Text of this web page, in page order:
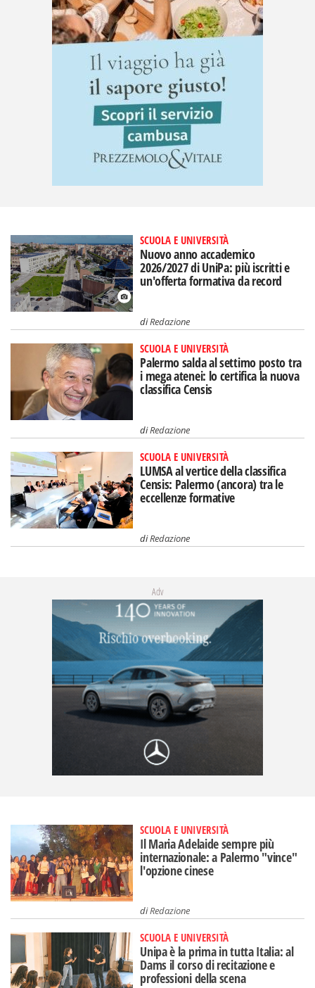
SCUOLA E UNIVERSITÀ
Nuovo anno accademico
2026/2027 di UniPa: più iscritti e
un'offerta formativa da record
diRedazione
SCUOLA E UNIVERSITÀ
Palermo salda al settimo posto tra
i mega atenei: lo certifica la nuova
classifica Censis
diRedazione
SCUOLA E UNIVERSITÀ
LUMSA al vertice della classifica
Censis: Palermo (ancora) tra le
eccellenze formative
diRedazione
Adv
SCUOLA E UNIVERSITÀ
Il Maria Adelaide sempre più
internazionale: a Palermo "vince"
l'opzione cinese
diRedazione
SCUOLA E UNIVERSITÀ
Unipa è la prima in tutta Italia: al
Dams il corso di recitazione e
professioni della scena